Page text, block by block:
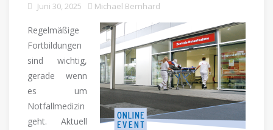
Juni 30, 2025 Michael Bernhard
Regelmäßige
Fortbildungen
sind wichtig,
gerade wenn
es um
Notfallmedizin
geht. Aktuell